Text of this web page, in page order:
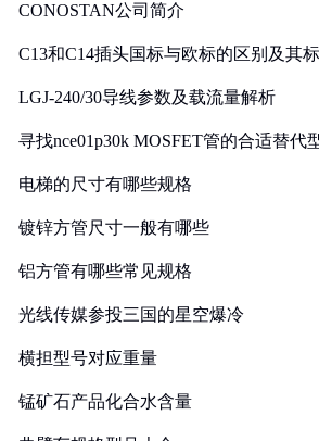
CONOSTAN公司简介
C13和C14插头国标与欧标的区别及其
LGJ-240/30导线参数及载流量解析
寻找nce01p30k MOSFET管的合适替代
电梯的尺寸有哪些规格
镀锌方管尺寸一般有哪些
铝方管有哪些常见规格
光线传媒参投三国的星空爆冷
横担型号对应重量
锰矿石产品化合水含量